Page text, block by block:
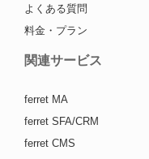
よくある質問
料金・プラン
関連サービス
ferret MA
ferret SFA/CRM
ferret CMS